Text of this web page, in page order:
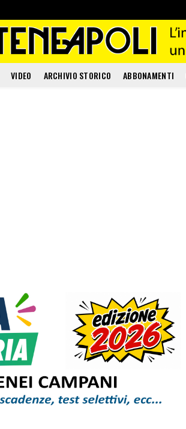
VIDEO ARCHIVIO STORICO ABBONAMENTI